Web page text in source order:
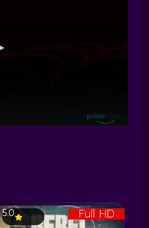
Full HD
5.0